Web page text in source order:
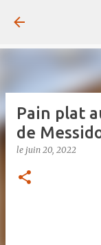
Pain plat
de
le juin 20, 2022